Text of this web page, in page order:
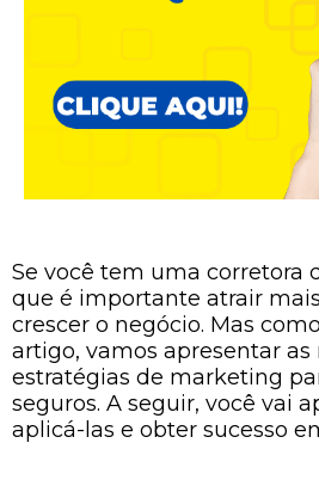
Se você tem uma corretora
que é importante atrair
crescer o negócio. Mas
artigo, vamos apresentar as
estratégias de marketing
seguros. A seguir, você vai
aplicá-las e obter sucesso